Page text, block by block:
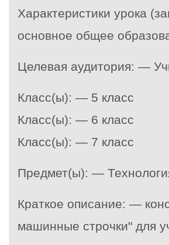
Характеристики урока
основное общее
Целевая аудитория: —
Класс(ы): — 5 класс
Класс(ы): — 6 класс
Класс(ы): — 7 класс
Предмет(ы): —
Краткое описание: —
машинные строчки" для